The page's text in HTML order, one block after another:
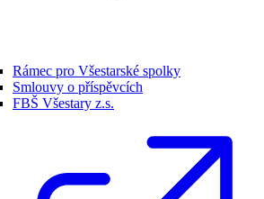
Rámec pro Všestarské spolky
Smlouvy o příspěvcích
FBŠ Všestary z.s.